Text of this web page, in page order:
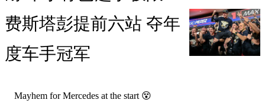
费斯塔彭提前六站 夺年
度车手冠军
Mayhem for Mercedes at the start 😵